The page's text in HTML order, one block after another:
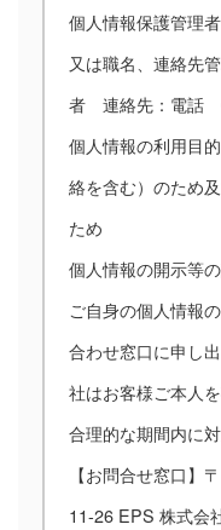
個人情報保護管理
又は職名、連絡先
者 連絡先：電話
個人情報の利用目
絡を含む）のため
ため
個人情報の開示等
ご自身の個人情報
合わせ窓口に申し
社はお客様ご本人
合理的な期間内に対
【お問合せ窓口】
11-26 EPS 株式会